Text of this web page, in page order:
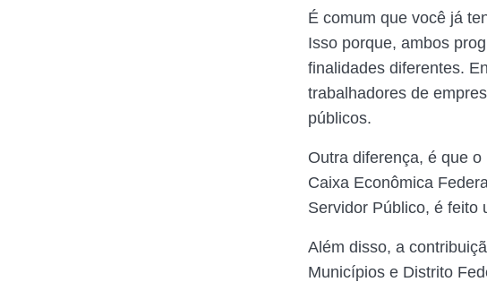
É comum que você já
Isso porque, ambos
finalidades diferentes.
trabalhadores de
públicos.
Outra diferença, é que
Caixa Econômica
Servidor Público, é feito
Além disso, a
Municípios e Distrito